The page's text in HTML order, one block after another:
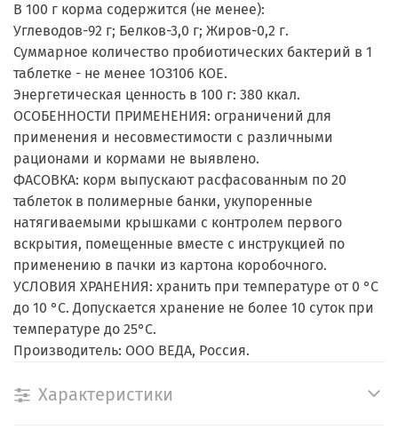
В 100 г корма содержится (не менее):
Углеводов-92 г; Белков-3,0 г; Жиров-0,2 г.
Суммарное количество пробиотических бактерий в 1
таблетке - не менее 1ОЗ106 КОЕ.
Энергетическая ценность в 100 г: 380 ккал.
ОСОБЕННОСТИ ПРИМЕНЕНИЯ: ограничений для
применения и несовместимости с различными
рационами и кормами не выявлено.
ФАСОВКА: корм выпускают расфасованным по 20
таблеток в полимерные банки, укупоренные
натягиваемыми крышками с контролем первого
вскрытия, помещенные вместе с инструкцией по
применению в пачки из картона коробочного.
УСЛОВИЯ ХРАНЕНИЯ: хранить при температуре от 0 °С
до 10 °С. Допускается хранение не более 10 суток при
температуре до 25°С.
Производитель: ООО ВЕДА, Россия.
Характеристики